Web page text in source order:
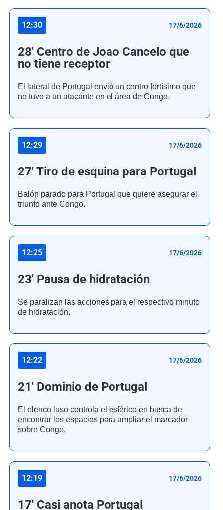
12:30 17/6/2026
28' Centro de Joao Cancelo que
no tiene receptor
El lateral de Portugal envió un centro fortísimo que
no tuvo a un atacante en el área de Congo.
12:29 17/6/2026
27' Tiro de esquina para Portugal
Balón parado para Portugal que quiere asegurar el
triunfo ante Congo.
12:25 17/6/2026
23' Pausa de hidratación
Se paralizan las acciones para el respectivo minuto
de hidratación.
12:22 17/6/2026
21' Dominio de Portugal
El elenco luso controla el esférico en busca de
encontrar los espacios para ampliar el marcador
sobre Congo.
12:19 17/6/2026
17' Casi anota Portugal